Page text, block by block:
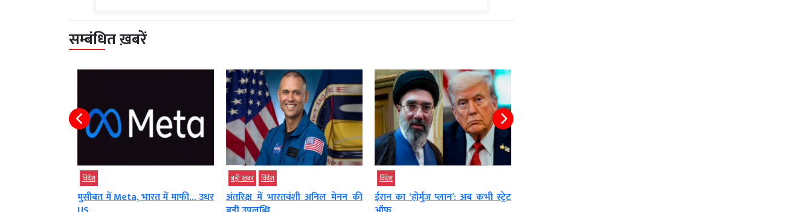
सम्बंधित ख़बरें
विदेश
मुसीबत में Meta, भारत में माफी… उधर
बड़ी खबर विदेश
अंतरिक्ष में भारतवंशी अनिल मेनन की
विदेश
ईरान का ‘होर्मुज प्लान’: अब कभी स्ट्रेट